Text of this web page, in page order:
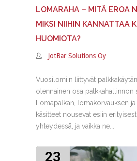
LOMARAHA – MITÄ EROA
MIKSI NIIHIN KANNATTAA
HUOMIOTA?
JotBar Solutions Oy
Vuosilomiin liittyvät
olennainen osa palkkahallinnon
Lomapalkan, lomakorvauksen
käsitteet nousevat esiin
yhteydessä, ja vaikka ne...
23